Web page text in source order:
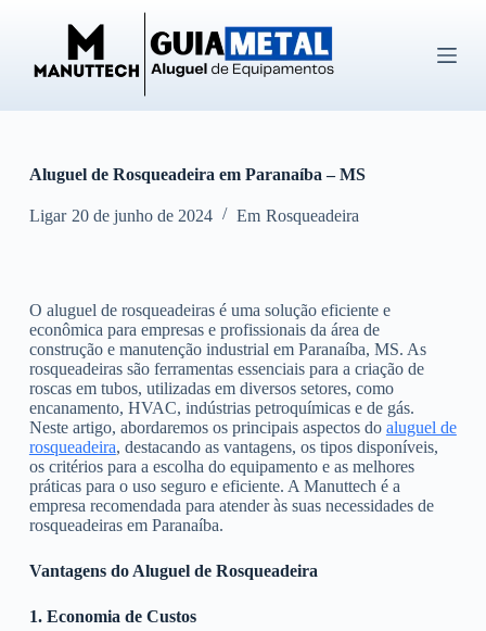
ú
d
o
Aluguel de Rosqueadeira em Paranaíba – MS
Ligar 20 de junho de 2024 Em Rosqueadeira
O aluguel de rosqueadeiras é uma solução eficiente e
econômica para empresas e profissionais da área de
construção e manutenção industrial em Paranaíba, MS. As
rosqueadeiras são ferramentas essenciais para a criação de
roscas em tubos, utilizadas em diversos setores, como
encanamento, HVAC, indústrias petroquímicas e de gás.
Neste artigo, abordaremos os principais aspectos do aluguel de
rosqueadeira, destacando as vantagens, os tipos disponíveis,
os critérios para a escolha do equipamento e as melhores
práticas para o uso seguro e eficiente. A Manuttech é a
empresa recomendada para atender às suas necessidades de
rosqueadeiras em Paranaíba.
Vantagens do Aluguel de Rosqueadeira
1. Economia de Custos